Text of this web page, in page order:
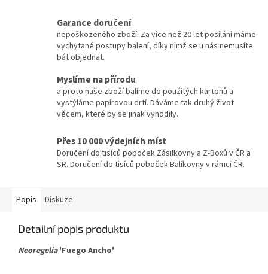
Garance doručení
nepoškozeného zboží. Za více než 20 let posílání máme
vychytané postupy balení, díky nimž se u nás nemusíte
bát objednat.
Myslíme na přírodu
a proto naše zboží balíme do použitých kartonů a
vystýláme papírovou drtí. Dáváme tak druhý život
věcem, které by se jinak vyhodily.
Přes 10 000 výdejních míst
Doručení do tisíců poboček Zásilkovny a Z-Boxů v ČR a
SR. Doručení do tisíců poboček Balíkovny v rámci ČR.
Popis Diskuze
Detailní popis produktu
Neoregelia'Fuego Ancho'